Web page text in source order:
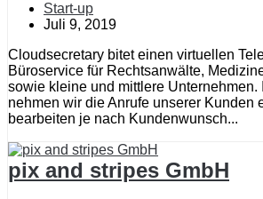
Start-up
Juli 9, 2019
Cloudsecretary bitet einen virtuellen
Büroservice für Rechtsanwälte,
sowie kleine und mittlere Unternehmen.
nehmen wir die Anrufe unserer Kunden
bearbeiten je nach Kundenwunsch...
pix and stripes GmbH